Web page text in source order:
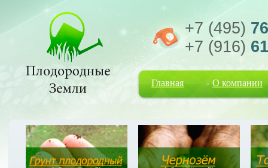
+7 (495)
+7 (916)
Главная О компании